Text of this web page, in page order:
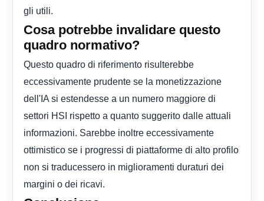
gli utili.
Cosa potrebbe invalidare questo
quadro normativo?
Questo quadro di riferimento risulterebbe
eccessivamente prudente se la monetizzazione
dell'IA si estendesse a un numero maggiore di
settori HSI rispetto a quanto suggerito dalle attuali
informazioni. Sarebbe inoltre eccessivamente
ottimistico se i progressi di piattaforme di alto profilo
non si traducessero in miglioramenti duraturi dei
margini o dei ricavi.